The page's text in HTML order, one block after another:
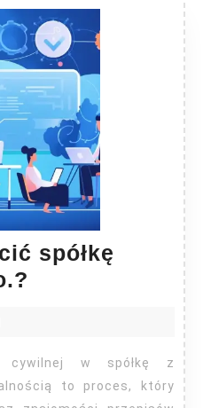
spółkę
cywilną
w
to proces, który